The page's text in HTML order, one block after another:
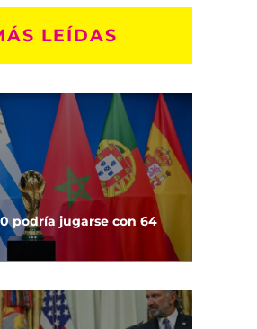
LEÍDAS
podría jugarse con 64